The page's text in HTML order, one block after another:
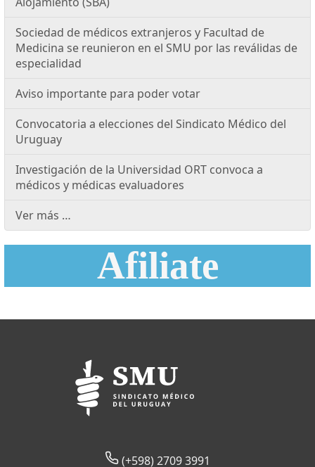
Sociedad de médicos extranjeros y Facultad de
Medicina se reunieron en el SMU por las reválidas de
especialidad
Aviso importante para poder votar
Convocatoria a elecciones del Sindicato Médico del
Uruguay
Investigación de la Universidad ORT convoca a
médicos y médicas evaluadores
Ver más …
Afiliate
(+598) 2709 3991